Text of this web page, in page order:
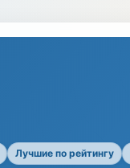
Лучшие по рейтингу